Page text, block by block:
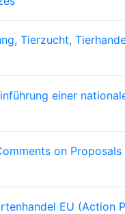
Tierzucht,
einer
on
EU